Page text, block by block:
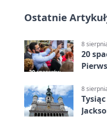
Ostatnie
8
20
8